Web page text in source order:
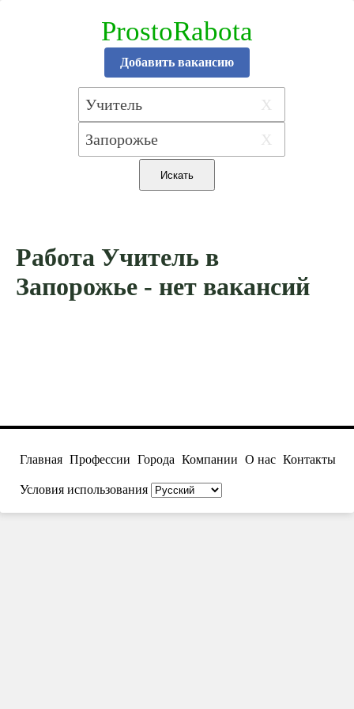
ProstoRabota
Добавить вакансию
X
X
Работа Учитель в
Запорожье - нет вакансий
Главная Профессии Города Компании О нас Контакты
Условия использования